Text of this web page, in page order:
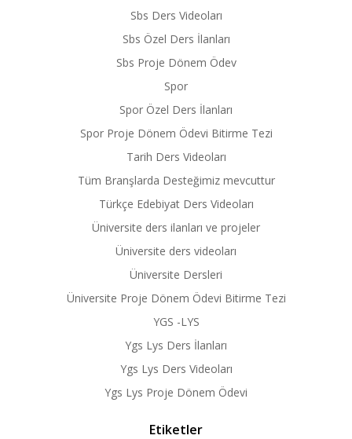
Sbs Ders Videoları
Sbs Özel Ders İlanları
Sbs Proje Dönem Ödev
Spor
Spor Özel Ders İlanları
Spor Proje Dönem Ödevi Bitirme Tezi
Tarih Ders Videoları
Tüm Branşlarda Desteğimiz mevcuttur
Türkçe Edebiyat Ders Videoları
Üniversite ders ilanları ve projeler
Üniversite ders videoları
Üniversite Dersleri
Üniversite Proje Dönem Ödevi Bitirme Tezi
YGS -LYS
Ygs Lys Ders İlanları
Ygs Lys Ders Videoları
Ygs Lys Proje Dönem Ödevi
Etiketler